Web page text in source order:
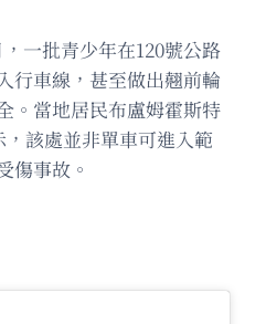
一批青少年在120號公路
行車線，甚至做出翹前輪
。當地居民布盧姆霍斯特
該處並非單車可進入範
傷事故。